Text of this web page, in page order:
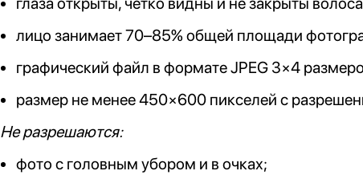
лицо занимает 70–85% общей площади
графический файл в формате JPEG 3×4
размер не менее 450×600 пикселей с
Не разрешаются:
фото с головным убором и в очках;